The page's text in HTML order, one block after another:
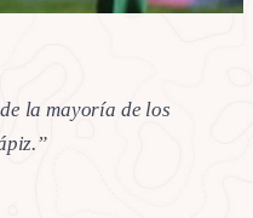
la mayoría de los